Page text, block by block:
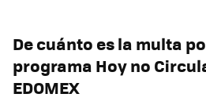
De cuánto es la multa
programa Hoy no
EDOMEX